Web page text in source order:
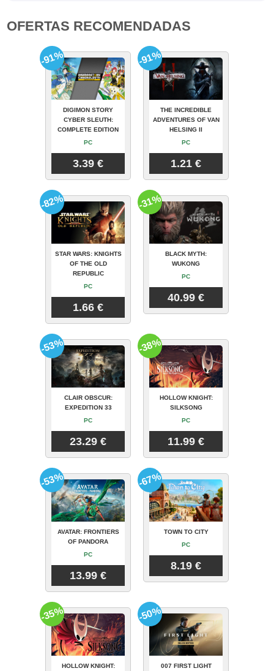
OFERTAS RECOMENDADAS
DIGIMON STORY
CYBER SLEUTH:
COMPLETE EDITION
PC
3.39 €
-91%
THE INCREDIBLE
ADVENTURES OF VAN
HELSING II
PC
1.21 €
-91%
STAR WARS: KNIGHTS
OF THE OLD
REPUBLIC
PC
1.66 €
-82%
BLACK MYTH:
WUKONG
PC
40.99 €
-31%
CLAIR OBSCUR:
EXPEDITION 33
PC
23.29 €
-53%
HOLLOW KNIGHT:
SILKSONG
PC
11.99 €
-38%
AVATAR: FRONTIERS
OF PANDORA
PC
13.99 €
-53%
TOWN TO CITY
PC
8.19 €
-67%
HOLLOW KNIGHT:
-35%
007 FIRST LIGHT
-50%